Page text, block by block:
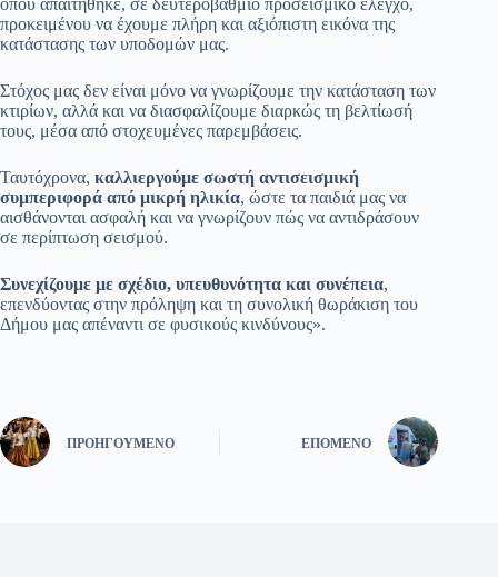
όπου απαιτήθηκε, σε δευτεροβάθμιο προσεισμικό έλεγχο,
προκειμένου να έχουμε πλήρη και αξιόπιστη εικόνα της
κατάστασης των υποδομών μας.
Στόχος μας δεν είναι μόνο να γνωρίζουμε την κατάσταση των
κτιρίων, αλλά και να διασφαλίζουμε διαρκώς τη βελτίωσή
τους, μέσα από στοχευμένες παρεμβάσεις.
Ταυτόχρονα, καλλιεργούμε σωστή αντισεισμική
συμπεριφορά από μικρή ηλικία, ώστε τα παιδιά μας να
αισθάνονται ασφαλή και να γνωρίζουν πώς να αντιδράσουν
σε περίπτωση σεισμού.
Συνεχίζουμε με σχέδιο, υπευθυνότητα και συνέπεια,
επενδύοντας στην πρόληψη και τη συνολική θωράκιση του
Δήμου μας απέναντι σε φυσικούς κινδύνους».
ΠΡΟΗΓΟΎΜΕΝΟ ΕΠΌΜΕΝΟ